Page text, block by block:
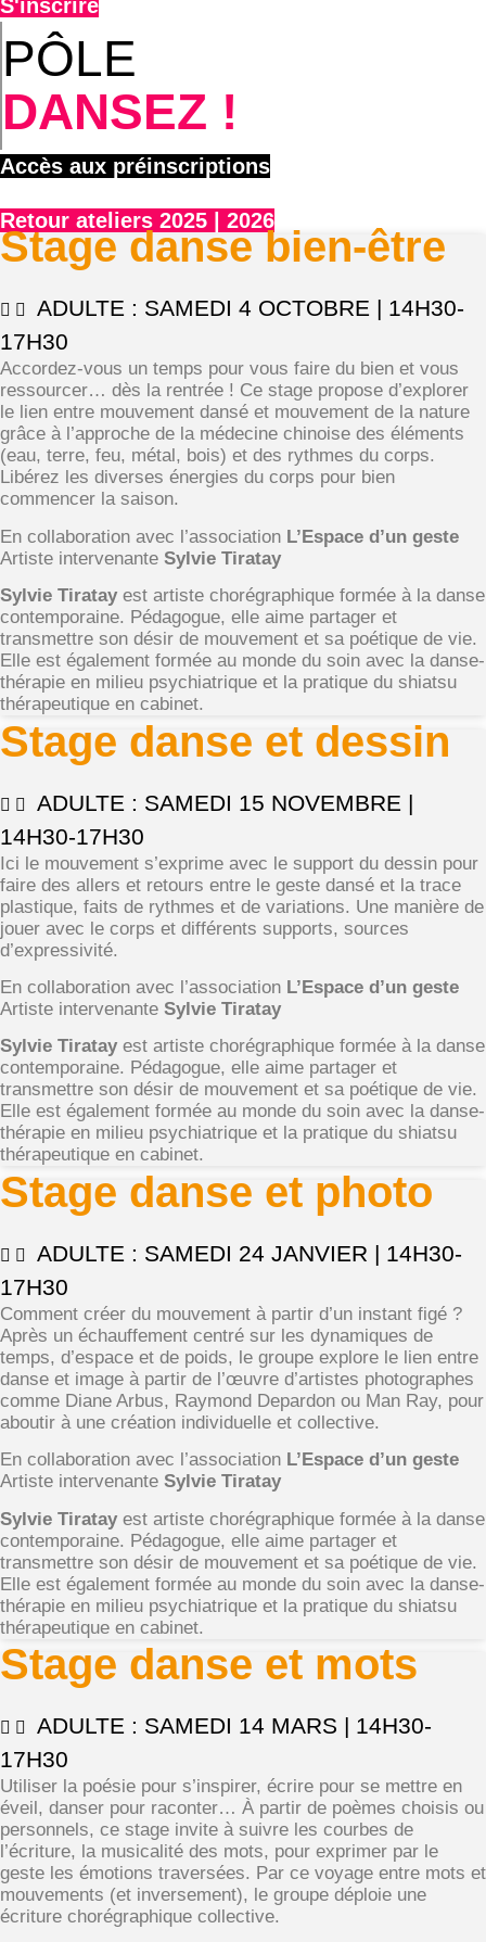
S'inscrire
PÔLE
DANSEZ !
Accès aux préinscriptions
Retour ateliers 2025 | 2026
Stage danse bien-être
ADULTE : SAMEDI 4 OCTOBRE | 14H30-
17H30
Accordez-vous un temps pour vous faire du bien et vous
ressourcer… dès la rentrée ! Ce stage propose d’explorer
le lien entre mouvement dansé et mouvement de la nature
grâce à l’approche de la médecine chinoise des éléments
(eau, terre, feu, métal, bois) et des rythmes du corps.
Libérez les diverses énergies du corps pour bien
commencer la saison.
En collaboration avec l’association L’Espace d’un geste
Artiste intervenante Sylvie Tiratay
Sylvie Tiratay est artiste chorégraphique formée à la danse
contemporaine. Pédagogue, elle aime partager et
transmettre son désir de mouvement et sa poétique de vie.
Elle est également formée au monde du soin avec la danse-
thérapie en milieu psychiatrique et la pratique du shiatsu
thérapeutique en cabinet.
Stage danse et dessin
ADULTE : SAMEDI 15 NOVEMBRE |
14H30-17H30
Ici le mouvement s’exprime avec le support du dessin pour
faire des allers et retours entre le geste dansé et la trace
plastique, faits de rythmes et de variations. Une manière de
jouer avec le corps et différents supports, sources
d’expressivité.
En collaboration avec l’association L’Espace d’un geste
Artiste intervenante Sylvie Tiratay
Sylvie Tiratay est artiste chorégraphique formée à la danse
contemporaine. Pédagogue, elle aime partager et
transmettre son désir de mouvement et sa poétique de vie.
Elle est également formée au monde du soin avec la danse-
thérapie en milieu psychiatrique et la pratique du shiatsu
thérapeutique en cabinet.
Stage danse et photo
ADULTE : SAMEDI 24 JANVIER | 14H30-
17H30
Comment créer du mouvement à partir d’un instant figé ?
Après un échauffement centré sur les dynamiques de
temps, d’espace et de poids, le groupe explore le lien entre
danse et image à partir de l’œuvre d’artistes photographes
comme Diane Arbus, Raymond Depardon ou Man Ray, pour
aboutir à une création individuelle et collective.
En collaboration avec l’association L’Espace d’un geste
Artiste intervenante Sylvie Tiratay
Sylvie Tiratay est artiste chorégraphique formée à la danse
contemporaine. Pédagogue, elle aime partager et
transmettre son désir de mouvement et sa poétique de vie.
Elle est également formée au monde du soin avec la danse-
thérapie en milieu psychiatrique et la pratique du shiatsu
thérapeutique en cabinet.
Stage danse et mots
ADULTE : SAMEDI 14 MARS | 14H30-
17H30
Utiliser la poésie pour s’inspirer, écrire pour se mettre en
éveil, danser pour raconter… À partir de poèmes choisis ou
personnels, ce stage invite à suivre les courbes de
l’écriture, la musicalité des mots, pour exprimer par le
geste les émotions traversées. Par ce voyage entre mots et
mouvements (et inversement), le groupe déploie une
écriture chorégraphique collective.